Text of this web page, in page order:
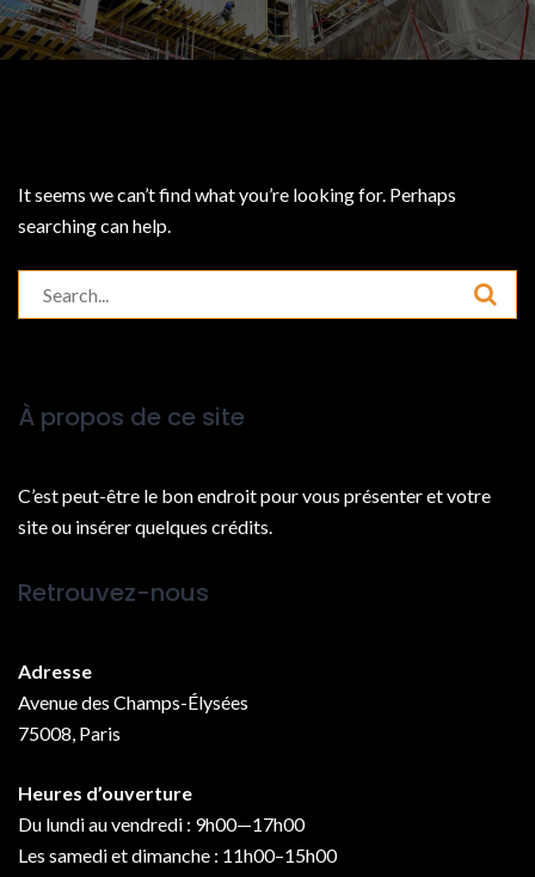
It seems we can’t find what you’re looking for. Perhaps
searching can help.
Search
for:
À propos de ce site
C’est peut-être le bon endroit pour vous présenter et votre
site ou insérer quelques crédits.
Retrouvez-nous
Adresse
Avenue des Champs-Élysées
75008, Paris
Heures d’ouverture
Du lundi au vendredi : 9h00—17h00
Les samedi et dimanche : 11h00–15h00